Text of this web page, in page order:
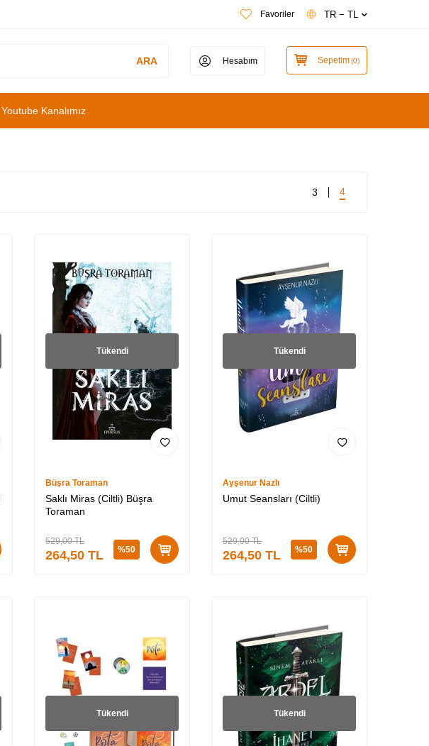
Favoriler TR − TL
ARA Hesabım Sepetim(0)
Youtube Kanalımız
3 4
Tükendi
Büşra Toraman
Saklı Miras (Ciltli) Büşra
Toraman
529,00TL
264,50 TL %50
Tükendi
Ayşenur Nazlı
Umut Seansları (Ciltli)
529,00TL
264,50 TL %50
Tükendi Tükendi